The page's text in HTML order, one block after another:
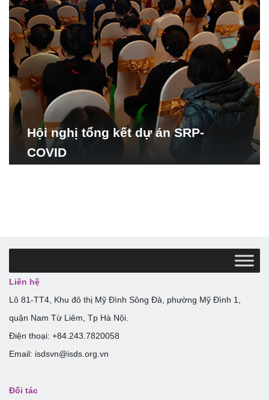
Hội nghị tổng kết dự án SRP-
COVID
Liên hệ
Lô 81-TT4, Khu đô thị Mỹ Đình Sông Đà, phường Mỹ Đình 1,
quận Nam Từ Liêm, Tp Hà Nội.
Điện thoại: +84.243.7820058
Email: isdsvn@isds.org.vn
Đối tác